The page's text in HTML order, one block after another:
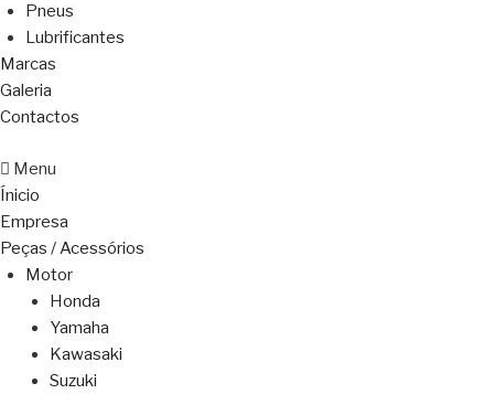
Pneus
Lubrificantes
Marcas
Galeria
Contactos
Menu
Ínicio
Empresa
Peças / Acessórios
Motor
Honda
Yamaha
Kawasaki
Suzuki